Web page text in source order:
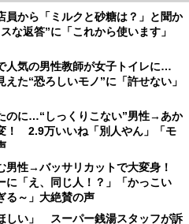
員から「ミルクと砂糖は？」と聞か
返答”に「これから使います」
人気の男性教師が女子トイレに…
えた“恐ろしいモノ”に「許せない」
のに…“しっくりこない”男性→あか
！ 2.9万いいね「別人やん」「モ
男性→バッサリカットで大変身！
に「え、同じ人！？」「かっこい
る～」大絶賛の声
しい」 スーパー銭湯スタッフが訴